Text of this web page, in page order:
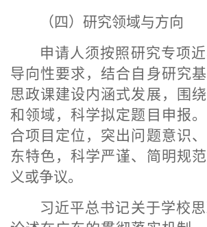
（四）研究领域与方向
申请人须按照研究专项
导向性要求，结合自身研究
思政课建设内涵式发展，围
和领域，科学拟定题目申报
合项目定位，突出问题意识
东特色，科学严谨、简明规
义或争议。
习近平总书记关于学校